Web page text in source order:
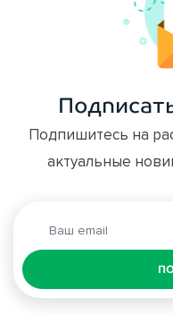
Подпишитесь на
актуальные